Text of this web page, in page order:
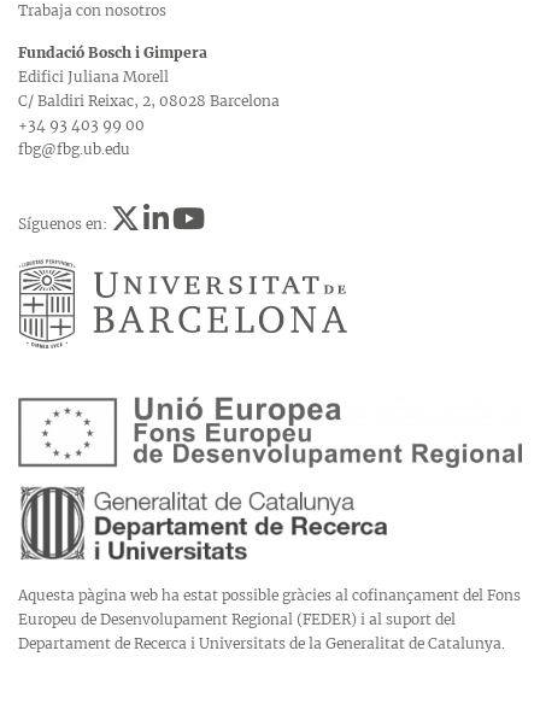
Trabaja con nosotros
Fundació Bosch i Gimpera
Edifici Juliana Morell
C/ Baldiri Reixac, 2, 08028 Barcelona
+34 93 403 99 00
fbg@fbg.ub.edu
Síguenos en:
Aquesta pàgina web ha estat possible gràcies al cofinançament del Fons
Europeu de Desenvolupament Regional (FEDER) i al suport del
Departament de Recerca i Universitats de la Generalitat de Catalunya.